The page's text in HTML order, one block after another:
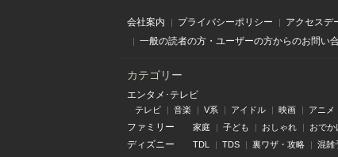
会社案内 プライバシーポリシー アクセスデ
一般の読者の方・ユーザーの方からのお問い
カテゴリー
エンタメ･テレビ
テレビ 音楽 V系 アイドル 映画 アニメ
ファミリー 家庭 子ども おしゃれ おでか
ディズニー TDL TDS 裏ワザ・攻略 混雑